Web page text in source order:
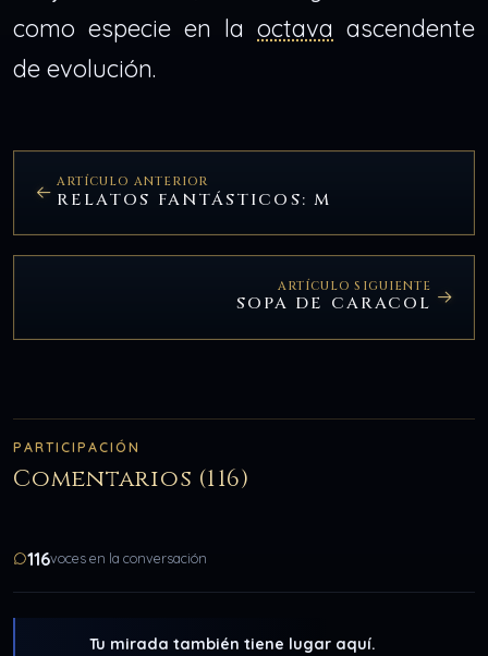
como especie en la octava ascendente
de evolución.
ARTÍCULO ANTERIOR
RELATOS FANTÁSTICOS: M
ARTÍCULO SIGUIENTE
SOPA DE CARACOL
PARTICIPACIÓN
Comentarios (116)
116voces en la conversación
Tu mirada también tiene lugar aquí.